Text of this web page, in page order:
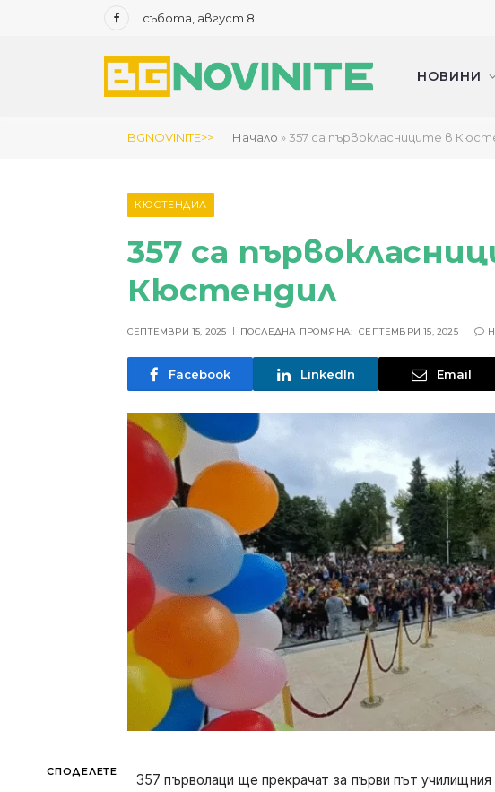
Facebookсъбота, август 8
НОВИНИ
BGNOVINITE>> Начало » 357 са първокласниците в
КЮСТЕНДИЛ
357 са
Кюстендил
СЕПТЕМВРИ 15, 2025 ПОСЛЕДНА ПРОМЯНА: СЕПТЕМВРИ 15, 2025
Facebook LinkedIn Email
СПОДЕЛЕТЕ
357 първолаци ще прекрачат за първи път